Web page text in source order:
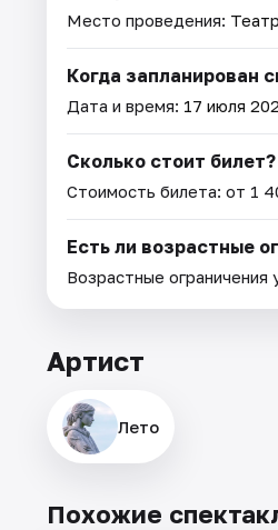
Место проведения:
Когда запланирован
Дата и время: 17 июля
Сколько стоит билет?
Стоимость билета: от 1
Есть ли возрастные
Возрастные ограничения
Артист
Лето
Похожие